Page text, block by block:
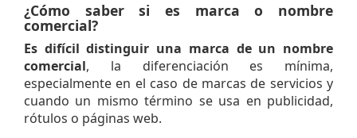
¿Cómo saber si es marca o nombre
comercial?
Es difícil distinguir una marca de un nombre
comercial, la diferenciación es mínima,
especialmente en el caso de marcas de servicios y
cuando un mismo término se usa en publicidad,
rótulos o páginas web.